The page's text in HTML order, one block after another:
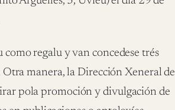
regalu y van concedese trés
manera, la Dirección Xeneral de
pola promoción y divulgación de